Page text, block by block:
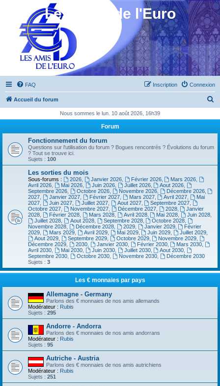
Les Amis de l'Euro
FAQ Connexion
Inscription
Accueil du forum
h
Nous sommes le lun. 10 août 2026, 16h39
Forum
Fonctionnement du forum
Questions sur l'utilisation du forum ? Bogues rencontrés ? Évolutions du forum
? Tout se trouve ici.
Sujets : 100
Les sorties du mois
Sous-forums : 2026, Janvier 2026, Février 2026, Mars 2026
Avril 2026
Mai 2026, Juin 2026, Juillet 2026, Aout 2026
Septembre 2026
Octobre 2026, Novembre 2026, Décembre 2026,
2027
Janvier 2027, Février 2027, Mars 2027, Avril 2027
Mai
2027
Juin 2027, Juillet 2027, Aout 2027, Septembre 2027
Octobre 2027
Novembre 2027, Décembre 2027, 2028,
Janvier
2028
Février 2028, Mars 2028, Avril 2028, Mai 2028 Juin 2028
Juillet 2028, Aout 2028, Septembre 2028, Octobre 2028
Novembre 2028
Décembre 2028, 2029, Janvier 2029,
Février
2029
Mars 2029, Avril 2029, Mai 2029, Juin 2029 Juillet 2029
Aout 2029, Septembre 2029, Octobre 2029, Novembre 2029
Décembre 2029
2030, Janvier 2030, Février 2030, Mars 2030
Avril 2030
Mai 2030, Juin 2030, Juillet 2030, Aout 2030
Septembre 2030
Octobre 2030, Novembre 2030,
Décembre 2030
Sujets : 3
Les € monnaies par pays
Allemagne - Germany
Parlons des € monnaies de nos amis allemands
Modérateur : Rubis
Sujets : 295
Andorre - Andorra
Parlons des € monnaies de nos amis andorrans
Modérateur : Rubis
Sujets : 95
Autriche - Austria
Parlons des € monnaies de nos amis autrichiens
Modérateur : Rubis
Sujets : 251